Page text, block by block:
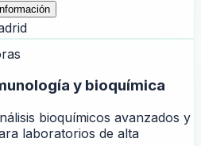
y bioquímica
bioquímicos avanzados y
laboratorios de alta